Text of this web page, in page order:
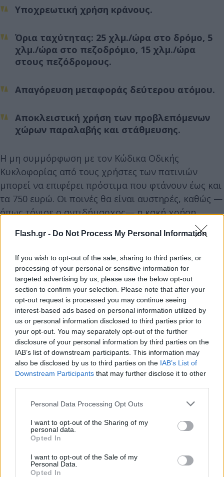
Flash.gr - Do Not Process My Personal Information
If you wish to opt-out of the sale, sharing to third parties, or
processing of your personal or sensitive information for
targeted advertising by us, please use the below opt-out
section to confirm your selection. Please note that after your
opt-out request is processed you may continue seeing
interest-based ads based on personal information utilized by
us or personal information disclosed to third parties prior to
your opt-out. You may separately opt-out of the further
disclosure of your personal information by third parties on the
IAB’s list of downstream participants. This information may
also be disclosed by us to third parties on the IAB’s List of
Downstream Participants that may further disclose it to other
Please note that this website/app uses one or more Google
not limited to your visit or usage behaviour. You may click to
grant or deny consent to Google and its third-party tags to
use your data for below specified purposes in below Google
consent section.
Personal Data Processing Opt Outs
I want to opt-out of the Sharing of my
personal data.
Opted In
I want to opt-out of the Sale of my
Personal Data.
Opted In
Υποχρεωτική χρήση κράνους.
Όρια ταχύτητας: 25 χλμ./ώρα στο δρόμο, 5
χλμ./ώρα στο πεζοδρόμιο, 15 χλμ./ώρα
στους πεζόδρομους.
Απαγόρευση μεταφοράς δεύτερου ατόμου.
Αποκλειστική χρήση των προβλεπόμενων
χώρων παραλαβής και στάθμευσης.
Η μη συμμόρφωση με τον Κώδικα Οδικής
Κυκλοφορίας από τους χρήστες των πατινιών
μπορεί να επιφέρει πρόστιμα που φτάνουν έως και
τα 750 ευρώ. Οι ποινές θα είναι αυστηρές, καθώς —
όπως τόνισε ο αντιδήμαρχος— η κακή χρήση
κινδύνους για ατυχήματα.